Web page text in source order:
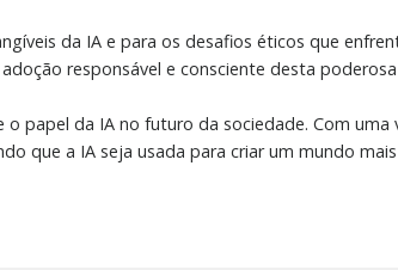
da IA e para os desafios éticos que
responsável e consciente desta
papel da IA no futuro da sociedade. Com
que a IA seja usada para criar um mundo